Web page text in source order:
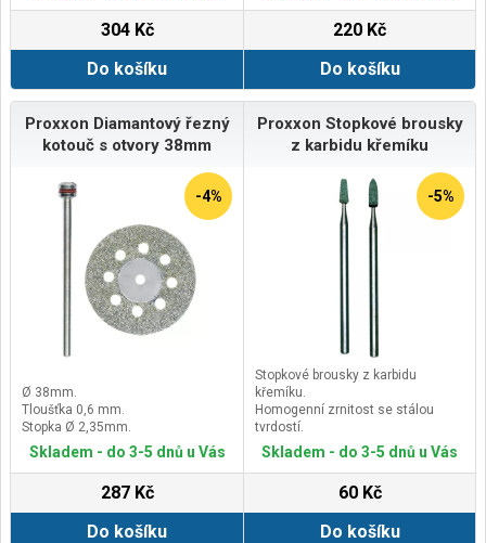
304 Kč
Do košíku
220 Kč
Do košíku
Proxxon Diamantový řezný
kotouč s otvory 38mm
-4%
Ø 38mm.
Tloušťka 0,6 mm.
Stopka Ø 2,35mm.
Skladem - do 3-5 dnů u Vás
287 Kč
Do košíku
Proxxon Stopkové brousky
z karbidu křemíku
-5%
Stopkové brousky z karbidu
křemíku.
Homogenní zrnitost se stálou
tvrdostí.
Na gravírování a matování skla,
keramiky a stelitů.
Lze také použít na broušení
tvrdokovů, tvrdých litin a
legovaných ocelí.
Skladem - do 3-5 dnů u Vás
60 Kč
Do košíku